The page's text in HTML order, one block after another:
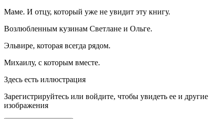
Маме. И отцу, который уже не увидит эту книгу.
Возлюбленным кузинам Светлане и Ольге.
Эльвире, которая всегда рядом.
Михаилу, с которым вместе.
Здесь есть иллюстрация
Зарегистрируйтесь или войдите, чтобы увидеть ее и другие
изображения